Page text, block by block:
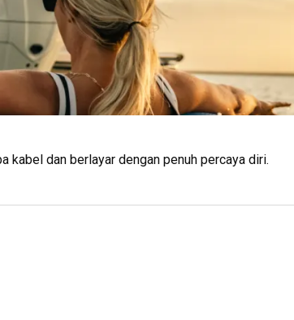
kabel dan berlayar dengan penuh percaya diri.